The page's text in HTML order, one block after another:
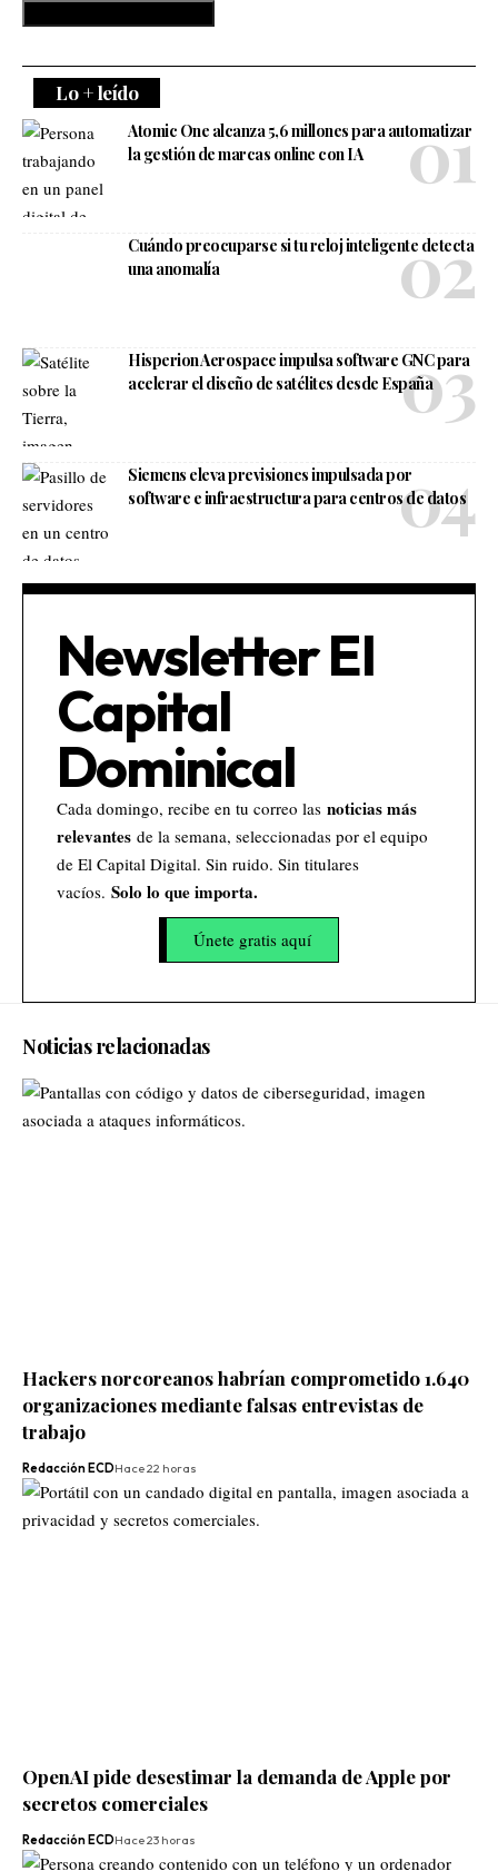
Lo + leído
Atomic One alcanza 5,6 millones para automatizar
la gestión de marcas online con IA
Cuándo preocuparse si tu reloj inteligente detecta
una anomalía
Hisperion Aerospace impulsa software GNC para
acelerar el diseño de satélites desde España
Siemens eleva previsiones impulsada por
software e infraestructura para centros de datos
Newsletter El
Capital
Dominical
Cada domingo, recibe en tu correo las noticias más
relevantes de la semana, seleccionadas por el equipo
de El Capital Digital. Sin ruido. Sin titulares
vacíos. Solo lo que importa.
Únete gratis aquí
Noticias relacionadas
Hackers norcoreanos habrían comprometido 1.640
organizaciones mediante falsas entrevistas de
trabajo
Redacción ECDHace 22 horas
OpenAI pide desestimar la demanda de Apple por
secretos comerciales
Redacción ECDHace 23 horas